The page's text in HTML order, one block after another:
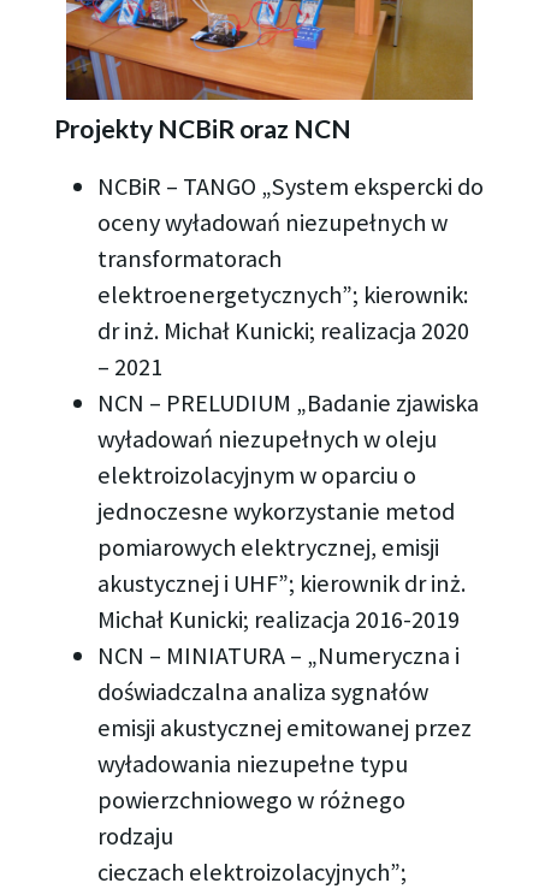
Projekty NCBiR oraz NCN
NCBiR – TANGO „System ekspercki do
oceny wyładowań niezupełnych w
transformatorach
elektroenergetycznych”; kierownik:
dr inż. Michał Kunicki; realizacja 2020
– 2021
NCN – PRELUDIUM „Badanie zjawiska
wyładowań niezupełnych w oleju
elektroizolacyjnym w oparciu o
jednoczesne wykorzystanie metod
pomiarowych elektrycznej, emisji
akustycznej i UHF”; kierownik dr inż.
Michał Kunicki; realizacja 2016-2019
NCN – MINIATURA – „Numeryczna i
doświadczalna analiza sygnałów
emisji akustycznej emitowanej przez
wyładowania niezupełne typu
powierzchniowego w różnego
rodzaju
cieczach elektroizolacyjnych”;